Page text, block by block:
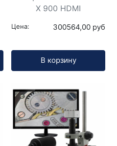
X 900 HDMI
Цена: 300564,00 руб
В корзину